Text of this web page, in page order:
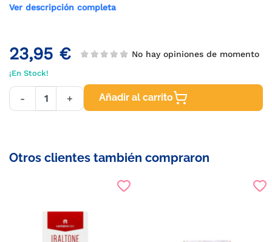
Ver descripción completa
23,95 € No hay opiniones de momento
¡En Stock!
- + Añadir al carrito
Otros clientes también compraron